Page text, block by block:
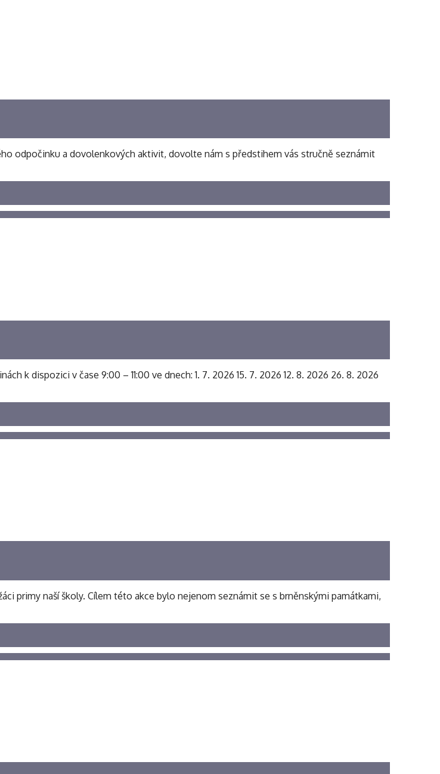
odpočinku a dovolenkových aktivit, dovolte nám s předstihem vás stručně seznámit
k dispozici v čase 9:00 – 11:00 ve dnech: 1. 7. 2026 15. 7. 2026 12. 8. 2026 26. 8. 2026
primy naší školy. Cílem této akce bylo nejenom seznámit se s brněnskými památkami,